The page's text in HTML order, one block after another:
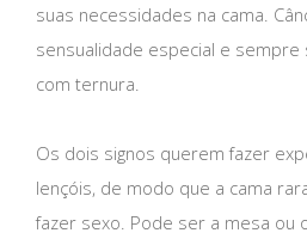
suas necessidades na cama.
sensualidade especial e
com ternura.
Os dois signos querem fazer
lençóis, de modo que a cama
fazer sexo. Pode ser a mesa ou